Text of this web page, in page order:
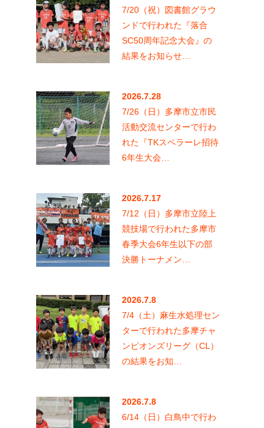
7/20（祝）図書館グラウ
ンドで行われた『落合
SC50周年記念大会』の
結果をお知らせ…
2026.7.28
7/26（日）多摩市立市民
活動交流センターで行わ
れた『TKスペラーレ招待
6年生大会…
2026.7.17
7/12（日）多摩市立陸上
競技場で行われた多摩市
春季大会6年生以下の部
決勝トーナメン…
2026.7.8
7/4（土）麻生水処理セン
ターで行われた多摩チャ
ンピオンズリーグ（CL）
の結果をお知…
2026.7.8
6/14（日）白鳥中で行わ